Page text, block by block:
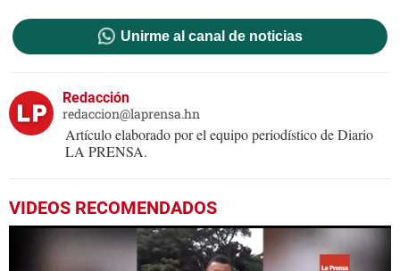
Unirme al canal de noticias
Redacción
redaccion@laprensa.hn
Artículo elaborado por el equipo periodístico de Diario
LA PRENSA.
VIDEOS RECOMENDADOS